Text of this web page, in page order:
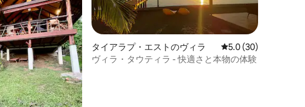
均評価
タイアラプ・エストのヴィラ レビュー30件、5つ
5.0 (30)
ヴィラ・タウティラ - 快適さと本物の体験